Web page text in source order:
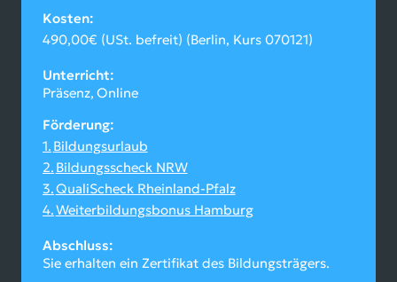
Kosten
490,00€ (USt. befreit) (Berlin, Kurs 070121)
Unterricht
Präsenz Online
Förderung
Bildungsurlaub
Bildungsscheck NRW
QualiScheck Rheinland-Pfalz
Weiterbildungsbonus Hamburg
Abschluss
Sie erhalten ein Zertifikat des Bildungsträgers.